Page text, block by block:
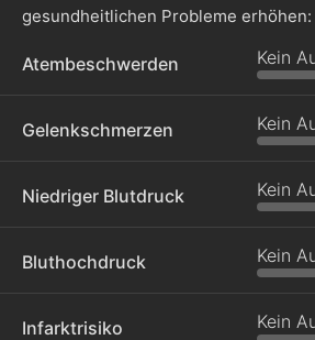
gesundheitlichen Probleme erhöhen:
Atembeschwerden Kein
Gelenkschmerzen Kein
Niedriger Blutdruck Kein
Bluthochdruck Kein
Infarktrisiko Kein